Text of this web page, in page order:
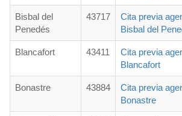
Bisbal del
Penedés
43717
Cita previa
Bisbal del
Blancafort 43411
Cita previa
Blancafort
Bonastre 43884
Cita previa
Bonastre